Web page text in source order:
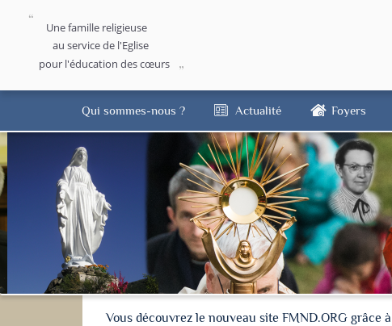
Une famille religieuse
au service de l'Eglise
pour l'éducation des cœurs
Qui sommes-nous ? Actualité Foyers
Vous découvrez le nouveau site FMND.ORG grâce